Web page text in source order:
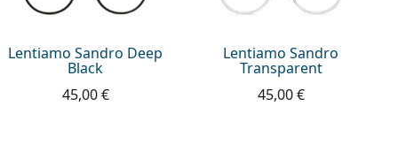
Lentiamo Sandro Deep
Black
45,00 €
Lentiamo Sandro
Transparent
45,00 €